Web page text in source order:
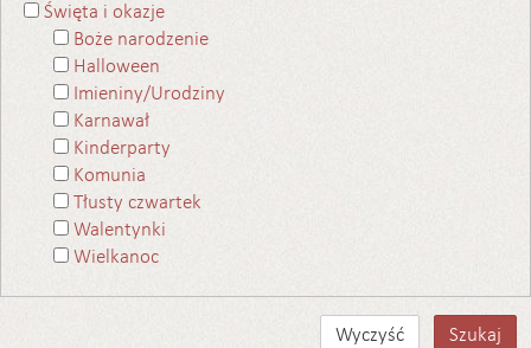
Święta i okazje
Boże narodzenie
Halloween
Imieniny/Urodziny
Karnawał
Kinderparty
Komunia
Tłusty czwartek
Walentynki
Wielkanoc